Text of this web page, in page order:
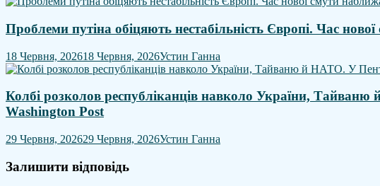
Проблеми путіна обіцяють нестабільність Європі. Час
18 Червня, 202618 Червня, 2026Устин Ганна
Колбі розколов республіканців навколо України,
Washington Post
29 Червня, 202629 Червня, 2026Устин Ганна
Залишити відповідь